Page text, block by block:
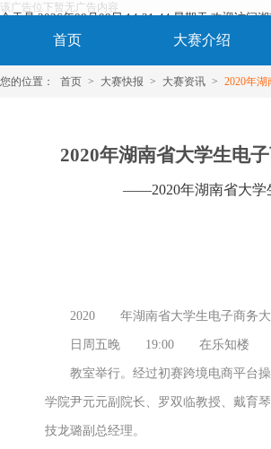
今天是 2026年08月09日 14:21:44 星期天 欢迎访问
该广告位下暂无广告内容
首页 大赛介绍
您的位置： 首页 > 大赛快报 > 大赛资讯 > 2020年
2020年湖南省大学生电
——2020年湖南省大学
2020 年湖南省大学生电子商务
日周五晚 19:00 在乐知楼
教室举行。经过初赛跨境电商平台
学院尹元元副院长、罗双临教授、戴育
技龙璐副总经理。